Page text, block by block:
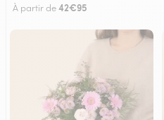
À partir de42€95